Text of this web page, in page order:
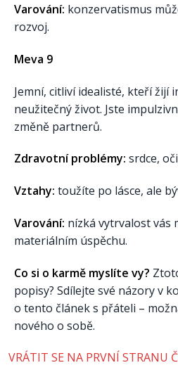
Varování: konzervatismus
rozvoj.
Meva 9
Jemní, citliví idealisté, kteří žijí
neužitečný život. Jste
změně partnerů.
Zdravotní problémy: srdce,
Vztahy: toužíte po lásce, ale
Varování: nízká vytrvalost vás
materiálním úspěchu.
Co si o karmě myslíte vy?
popisy? Sdílejte své názory v
o tento článek s přáteli –
nového o sobě.
VRÁTIT SE NA PRVNÍ STRANU